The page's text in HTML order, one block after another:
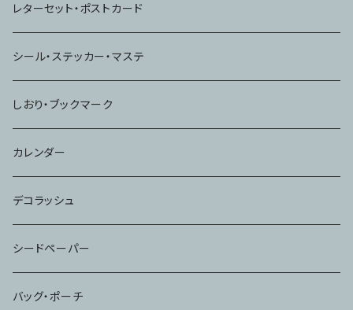
ノート
レターセット・ポストカード
シール・ステッカー・マステ
しおり・ブックマーク
カレンダー
デコラッシュ
シードペーパー
バッグ・ポーチ